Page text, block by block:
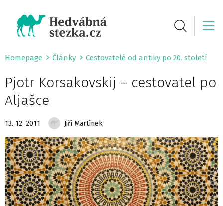
Homepage Články Cestovatelé od antiky po 20. století
Pjotr Korsakovskij – cestovatel po
Aljašce
13. 12. 2011 Jiří Martínek